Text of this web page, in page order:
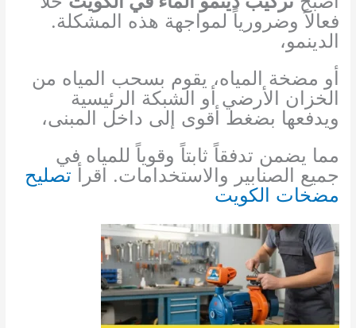
فعالاً وضرورياً لمواجهة هذه المشكلة.
الدينمو،
أو مضخة المياه، يقوم بسحب المياه من
الخزان الأرضي أو الشبكة الرئيسية
ويدفعها بضغط أقوى إلى داخل المبنى،
مما يضمن تدفقاً ثابتاً وقوياً للمياه في
جميع الصنابير والاستخدامات. اقرأ تصليح
مضخات الكويت